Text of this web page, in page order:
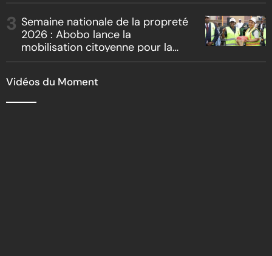
de la commune
Semaine nationale de la propreté
2026 : Abobo lance la
mobilisation citoyenne pour la
Vidéos du Moment